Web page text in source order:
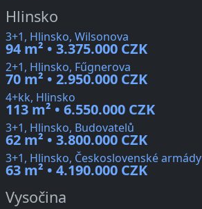
Hlinsko
3+1, Hlinsko, Wilsonova
94 m² • 3.375.000 CZK
2+1, Hlinsko, Fűgnerova
70 m² • 2.950.000 CZK
4+kk, Hlinsko
113 m² • 6.550.000 CZK
3+1, Hlinsko, Budovatelů
62 m² • 3.800.000 CZK
3+1, Hlinsko, Československé armády
63 m² • 4.190.000 CZK
Vysočina